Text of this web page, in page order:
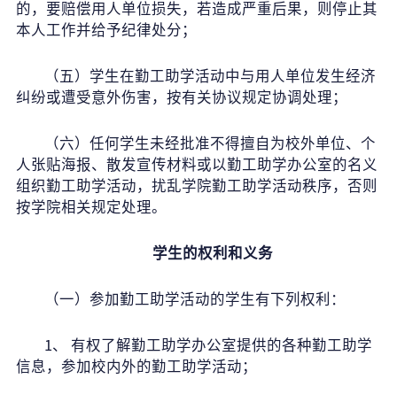
的，要赔偿用人单位损失，若造成严重后果，则停止其
本人工作并给予纪律处分；
（五）学生在勤工助学活动中与用人单位发生经济
纠纷或遭受意外伤害，按有关协议规定协调处理；
（六）任何学生未经批准不得擅自为校外单位、个
人张贴海报、散发宣传材料或以勤工助学办公室的名义
组织勤工助学活动，扰乱学院勤工助学活动秩序，否则
按学院相关规定处理。
学生的权利和义务
（一）参加勤工助学活动的学生有下列权利：
1 、 有权了解勤工助学办公室提供的各种勤工助学
信息，参加校内外的勤工助学活动；